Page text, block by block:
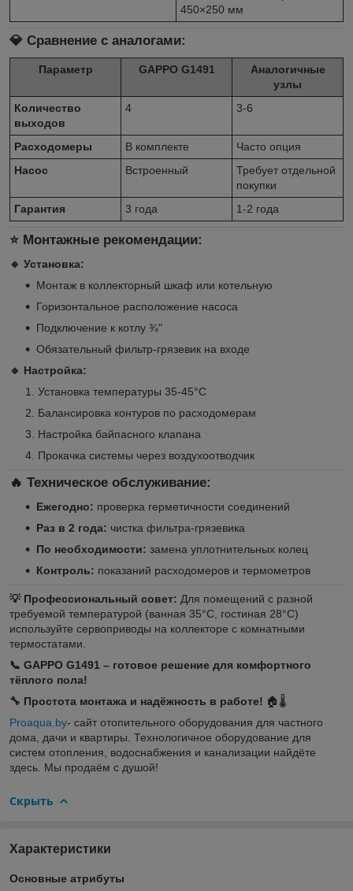
450×250 мм
💎 Сравнение с аналогами:
Параметр GAPPO G1491
Аналогичные
узлы
Количество
выходов
4 3-6
Расходомеры В комплекте
Часто опция
Насос
Встроенный
Требует отдельной
покупки
Гарантия
3 года 1-2 года
⭐ Монтажные рекомендации:
🔹 Установка:
Монтаж в коллекторный шкаф или котельную
Горизонтальное расположение насоса
Подключение к котлу ¾"
Обязательный фильтр-грязевик на входе
🔹 Настройка:
Установка температуры 35-45°C
Балансировка контуров по расходомерам
Настройка байпасного клапана
Прокачка системы через воздухоотводчик
🔥 Техническое обслуживание:
Ежегодно: проверка герметичности соединений
Раз в 2 года: чистка фильтра-грязевика
По необходимости: замена уплотнительных колец
Контроль: показаний расходомеров и термометров
💡 Профессиональный совет: Для помещений с разной
требуемой температурой (ванная 35°C, гостиная 28°C)
используйте сервоприводы на коллекторе с комнатными
термостатами.
📞 GAPPO G1491 – готовое решение для комфортного
тёплого пола!
🔧 Простота монтажа и надёжность в работе! 🏠🌡️
Proaqua.by- сайт отопительного оборудования для частного
дома, дачи и квартиры. Технологичное оборудование для
систем отопления, водоснабжения и канализации найдёте
здесь. Мы продаём с душой!
Скрыть
Характеристики
Основные атрибуты